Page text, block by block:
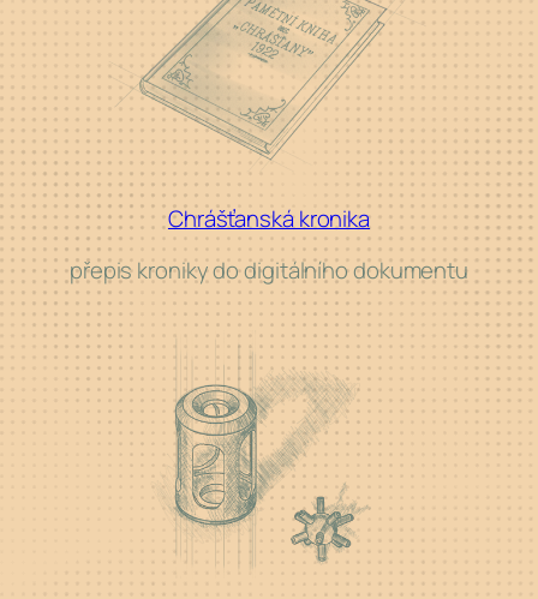
Chrášťanská kronika
přepis kroniky dodigitálního dokumentu